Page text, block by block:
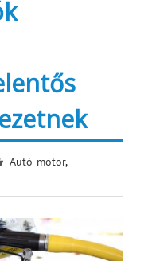
Autó-motor,